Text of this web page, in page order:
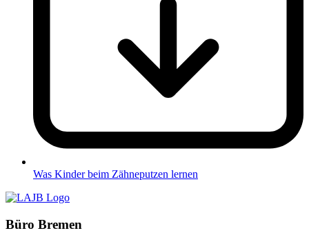
Was Kinder beim Zähneputzen lernen
Büro Bremen